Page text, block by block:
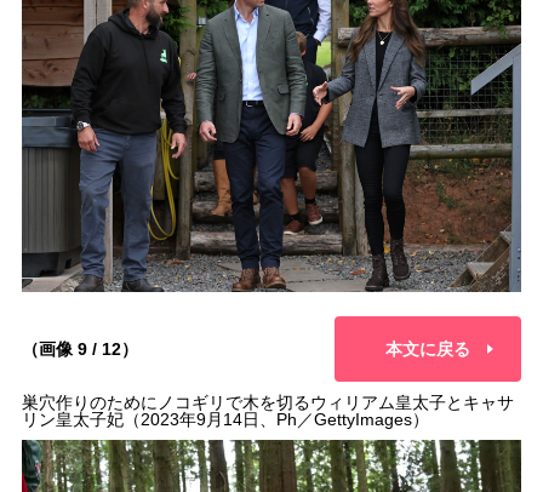
（画像 9 / 12） 本文に戻る
巣穴作りのためにノコギリで木を切るウィリアム皇太子とキャサ
リン皇太子妃（2023年9月14日、Ph／GettyImages）